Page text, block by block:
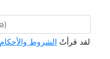
لقد قرأتُ الشروط والأحكام